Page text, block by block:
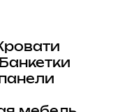
Банкетки